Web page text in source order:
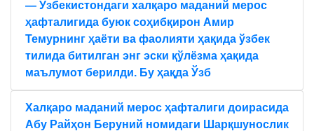
— Ўзбекистондаги халқаро маданий мерос
ҳафталигида буюк соҳибқирон Амир
Темурнинг ҳаёти ва фаолияти ҳақида ўзбек
тилида битилган энг эски қўлёзма ҳақида
маълумот берилди. Бу ҳақда Ўзб
Халқаро маданий мерос ҳафталиги доирасида
Aбу Райҳон Беруний номидаги Шарқшунослик